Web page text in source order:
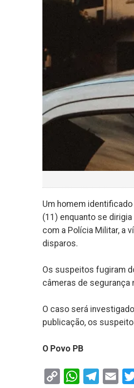
Um homem
(11) enquanto se dirigia
com a Polícia Militar, a
disparos.
Os suspeitos fugiram
câmeras de segurança
O caso será
publicação, os
O Povo PB
Copy